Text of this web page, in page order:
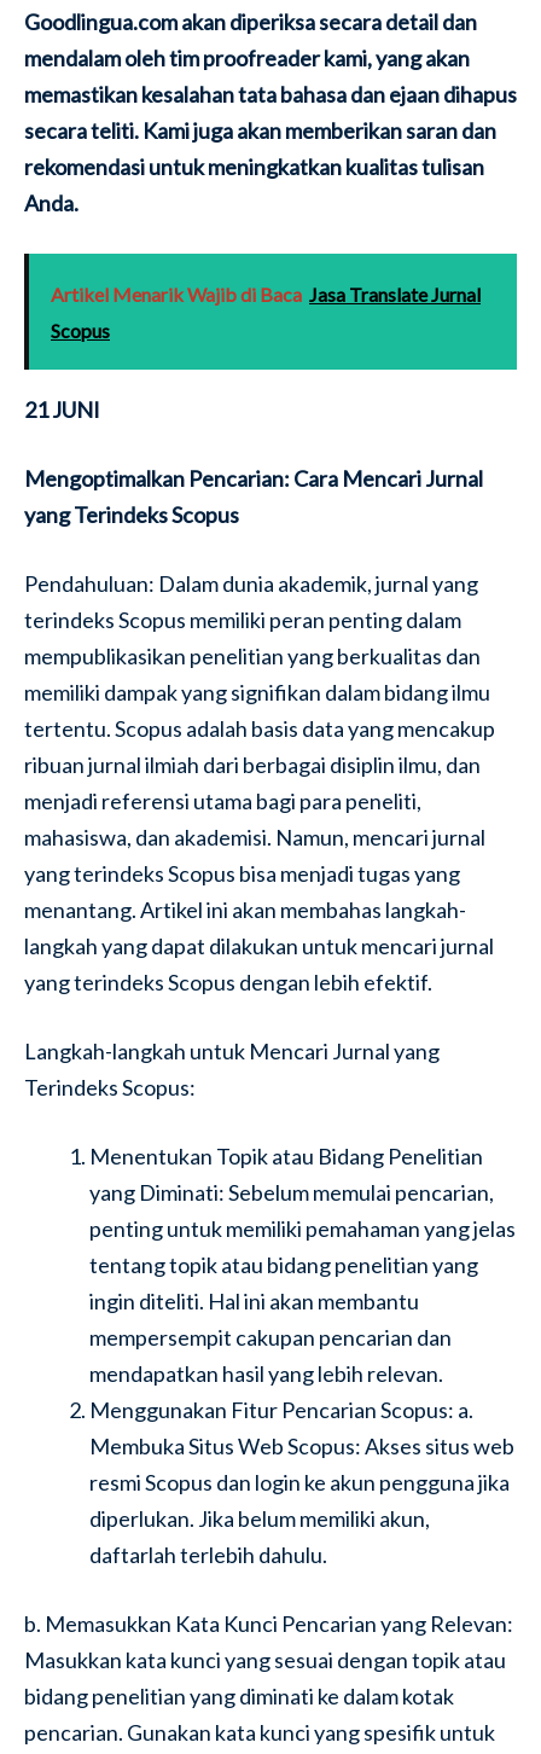
Goodlingua.com akan diperiksa secara detail dan
mendalam oleh tim proofreader kami, yang akan
memastikan kesalahan tata bahasa dan ejaan dihapus
secara teliti. Kami juga akan memberikan saran dan
rekomendasi untuk meningkatkan kualitas tulisan
Anda.
Artikel Menarik Wajib di Baca Jasa Translate Jurnal
Scopus
21 JUNI
Mengoptimalkan Pencarian: Cara Mencari Jurnal
yang Terindeks Scopus
Pendahuluan: Dalam dunia akademik, jurnal yang
terindeks Scopus memiliki peran penting dalam
mempublikasikan penelitian yang berkualitas dan
memiliki dampak yang signifikan dalam bidang ilmu
tertentu. Scopus adalah basis data yang mencakup
ribuan jurnal ilmiah dari berbagai disiplin ilmu, dan
menjadi referensi utama bagi para peneliti,
mahasiswa, dan akademisi. Namun, mencari jurnal
yang terindeks Scopus bisa menjadi tugas yang
menantang. Artikel ini akan membahas langkah-
langkah yang dapat dilakukan untuk mencari jurnal
yang terindeks Scopus dengan lebih efektif.
Langkah-langkah untuk Mencari Jurnal yang
Terindeks Scopus:
Menentukan Topik atau Bidang Penelitian
yang Diminati: Sebelum memulai pencarian,
penting untuk memiliki pemahaman yang jelas
tentang topik atau bidang penelitian yang
ingin diteliti. Hal ini akan membantu
mempersempit cakupan pencarian dan
mendapatkan hasil yang lebih relevan.
Menggunakan Fitur Pencarian Scopus: a.
Membuka Situs Web Scopus: Akses situs web
resmi Scopus dan login ke akun pengguna jika
diperlukan. Jika belum memiliki akun,
daftarlah terlebih dahulu.
b. Memasukkan Kata Kunci Pencarian yang Relevan:
Masukkan kata kunci yang sesuai dengan topik atau
bidang penelitian yang diminati ke dalam kotak
pencarian. Gunakan kata kunci yang spesifik untuk